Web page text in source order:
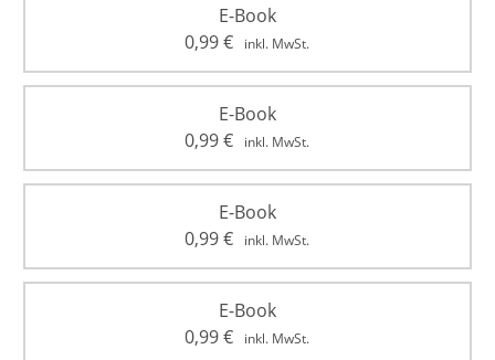
E-Book
0,99€ inkl. MwSt.
E-Book
0,99€ inkl. MwSt.
E-Book
0,99€ inkl. MwSt.
E-Book
0,99€ inkl. MwSt.